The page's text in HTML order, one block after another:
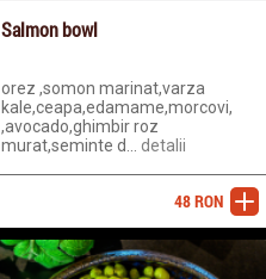
Salmon bowl
orez ,somon marinat,varza
kale,ceapa,edamame,morcovi,
,avocado,ghimbir roz
murat,seminte d... detalii
adaugă
48RON